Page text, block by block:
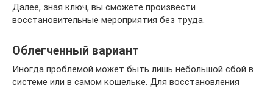
Далее, зная ключ, вы сможете произвести
восстановительные мероприятия без труда.
Облегченный вариант
Иногда проблемой может быть лишь небольшой сбой в
системе или в самом кошельке. Для восстановления